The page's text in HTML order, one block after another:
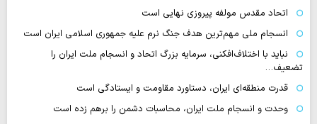
اتحاد مقدس مولفه پیروزی نهایی است
انسجام ملی مهم‌ترین هدف جنگ نرم علیه جمهوری اسلامی ایران است
نباید با اختلاف‌افکنی، سرمایه بزرگ اتحاد و انسجام ملت ایران را
تضعیف…
قدرت منطقه‌ای ایران، دستاورد مقاومت و ایستادگی است
وحدت و انسجام ملت ایران، محاسبات دشمن را برهم زده است